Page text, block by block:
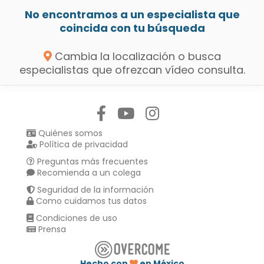
No encontramos a un especialista que
coincida con tu búsqueda
Cambia la localización o busca
especialistas que ofrezcan vídeo consulta.
Quiénes somos
Política de privacidad
Preguntas más frecuentes
Recomienda a un colega
Seguridad de la información
Como cuidamos tus datos
Condiciones de uso
Prensa